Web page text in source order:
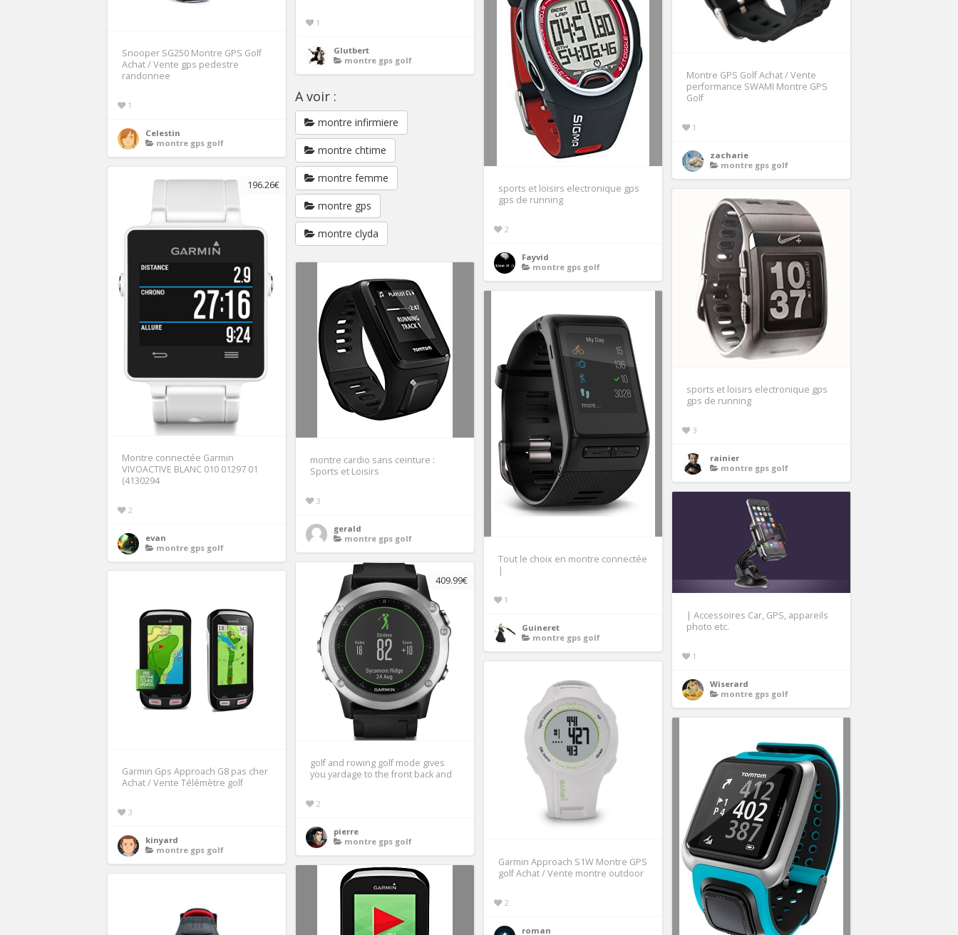
Snooper SG250 Montre GPS Golf
Achat / Vente gps pedestre
randonnee
1
Celestin
montre gps golf
1
Glutbert
montre gps golf
Montre GPS Golf Achat / Vente
performance SWAMI Montre GPS
Golf
1
zacharie
montre gps golf
sports et loisirs electronique gps
gps de running
2
Fayvid
montre gps golf
A voir :
montre infirmiere
montre chtime
montre femme
montre gps
montre clyda
196.26€
Montre connectée Garmin
VIVOACTIVE BLANC 010 01297 01
(4130294
2
evan
montre gps golf
sports et loisirs electronique gps
gps de running
3
rainier
montre gps golf
montre cardio sans ceinture :
Sports et Loisirs
3
gerald
montre gps golf
Tout le choix en montre connectée
|
1
Guineret
montre gps golf
| Accessoires Car, GPS, appareils
photo etc.
1
Wiserard
montre gps golf
409.99€
golf and rowing golf mode gives
you yardage to the front back and
2
pierre
montre gps golf
Garmin Gps Approach G8 pas cher
Achat / Vente Télémètre golf
3
kinyard
montre gps golf
Garmin Approach S1W Montre GPS
golf Achat / Vente montre outdoor
2
roman